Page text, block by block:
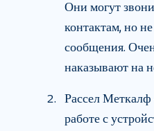
Они могут
контактам, но
сообщения.
наказывают на
Рассел
работе с